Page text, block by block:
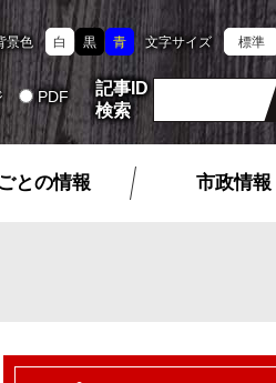
景色 白 黒 青 文字サイズ 標準
PDF
記事ID
検索
との情報 市政情報